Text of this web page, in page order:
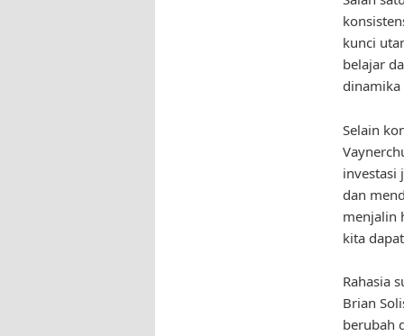
kunci
belajar
Selain
investasi
dan
menjalin
kita
Rahasia
Brian
berubah